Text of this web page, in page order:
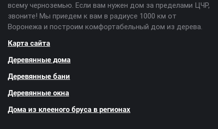
всему черноземью. Если вам нужен дом за пределами ЦЧР,
звоните! Мы приедем к вам в радиусе 1000 км от
Воронежа и построим комфортабельный дом из дерева.
Карта сайта
Деревянные дома
Деревянные бани
Деревянные окна
Дома из клееного бруса в регионах